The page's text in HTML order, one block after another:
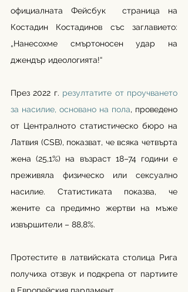
официалната Фейсбук  страница на
Костадин Костадинов със заглавието:
„Нанесохме смъртоносен удар на
джендър идеологията!“
През 2022 г. резултатите от проучването
за насилие, основано на пола, проведено
от Централното статистическо бюро на
Латвия (CSB), показват, че всяка четвърта
жена (25,1%) на възраст 18–74 години е
преживяла физическо или сексуално
насилие. Статистиката показва, че
жените са предимно жертви на мъже
извършители – 88,8%.
Протестите в латвийската столица Рига
получиха отзвук и подкрепа от партиите